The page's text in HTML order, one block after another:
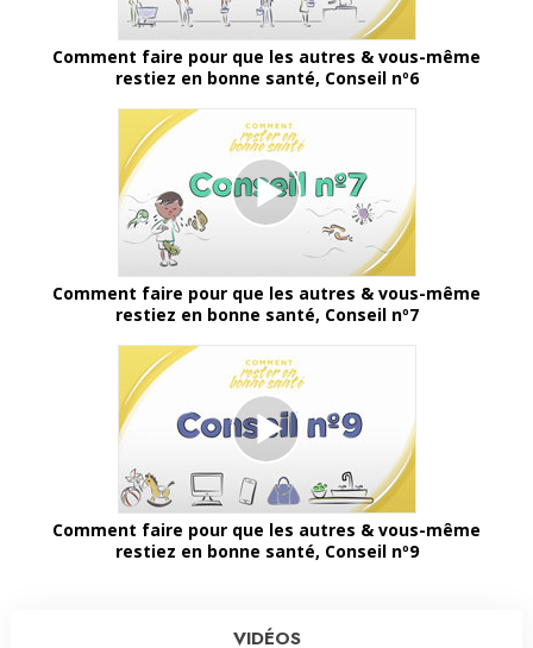
Comment faire pour que les autres & vous-même
restiez en bonne santé, Conseil nº6
Comment faire pour que les autres & vous-même
restiez en bonne santé, Conseil nº7
Comment faire pour que les autres & vous-même
restiez en bonne santé, Conseil nº9
VIDÉOS